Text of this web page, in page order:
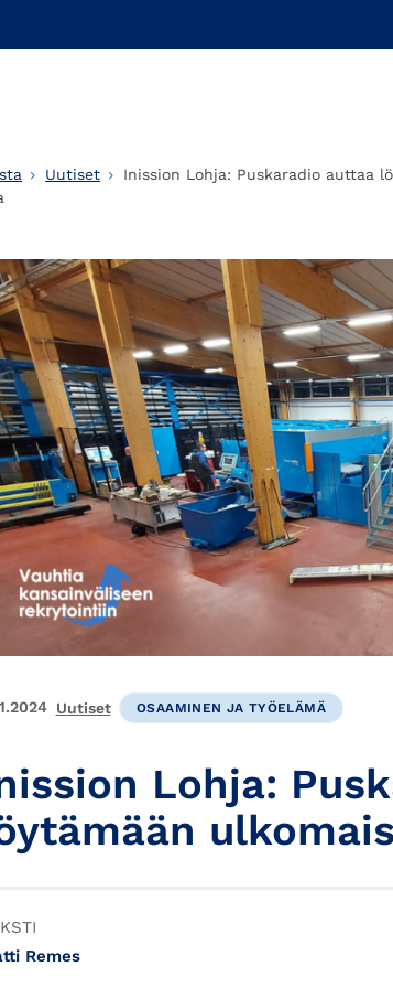
Uutiset
Inission Lohja: Puskaradio auttaa
Uutiset OSAAMINEN JA TYÖELÄMÄ
Lohja:
Remes